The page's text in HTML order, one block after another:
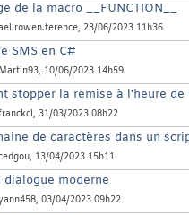
de la macro __FUNCTION__
, 23/06/2023 11h36
SMS en C#
Martin93, 10/06/2023 14h59
stopper la remise à l'heure
, 31/03/2023 08h22
de caractères dans un
, 13/04/2023 15h11
dialogue moderne
, 03/04/2023 09h22